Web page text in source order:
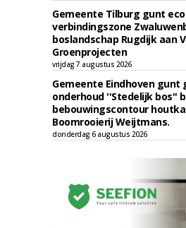
Gemeente Tilburg gunt
verbindingszone
boslandschap Rugdijk aan
Groenprojecten
vrijdag 7 augustus 2026
Gemeente Eindhoven gunt
onderhoud ''Stedelijk bos''
bebouwingscontour
Boomrooierij Weijtmans.
donderdag 6 augustus 2026